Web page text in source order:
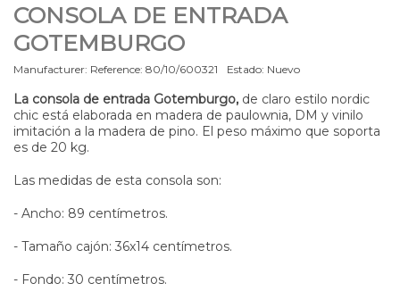
CONSOLA DE ENTRADA
GOTEMBURGO
Manufacturer: Reference: 80/10/600321 Estado: Nuevo
La consola de entrada Gotemburgo, de claro estilo nordic
chic está elaborada en madera de paulownia, DM y vinilo
imitación a la madera de pino. El peso máximo que soporta
es de 20 kg.
Las medidas de esta consola son:
- Ancho: 89 centímetros.
- Tamaño cajón: 36x14 centímetros.
- Fondo: 30 centímetros.